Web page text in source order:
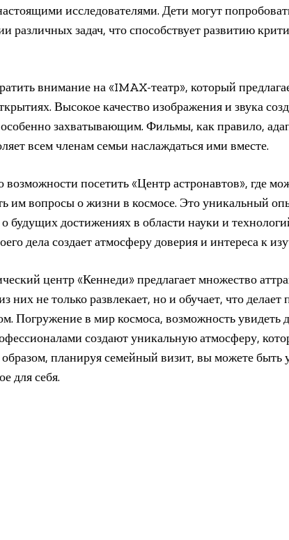
исследователями. Дети могут
различных задач, что способствует развитию
внимание на «IMAX-театр», который
Высокое качество изображения и звука
особенно захватывающим. Фильмы, как правило,
всем членам семьи наслаждаться ими вместе.
возможности посетить «Центр астронавтов», где
им вопросы о жизни в космосе. Это уникальный
будущих достижениях в области науки и
дела создает атмосферу доверия и интереса к
центр «Кеннеди» предлагает множество
них не только развлекает, но и обучает, что делает
Погружение в мир космоса, возможность увидеть
создают уникальную атмосферу,
планируя семейный визит, вы можете быть
для себя.